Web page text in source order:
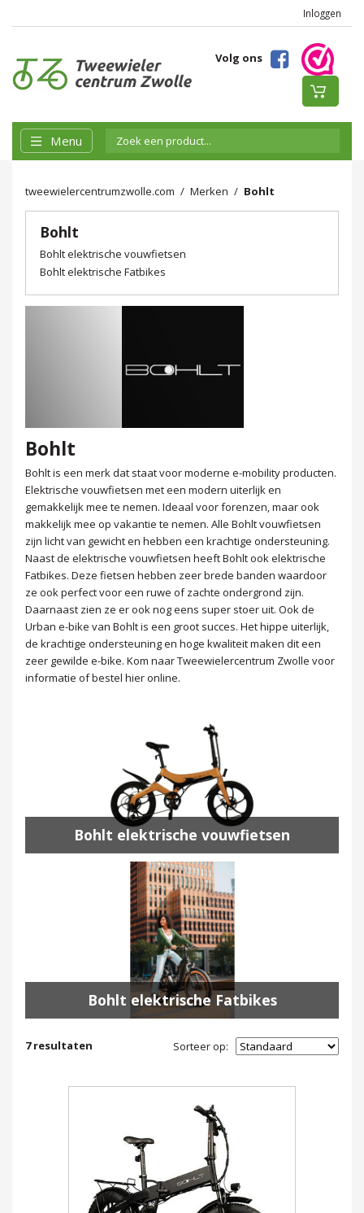
Inloggen
Volg ons
Menu
tweewielercentrumzwolle.com Merken Bohlt
Bohlt
Bohlt elektrische vouwfietsen
Bohlt elektrische Fatbikes
Bohlt
Bohlt is een merk dat staat voor moderne e-mobility producten.
Elektrische vouwfietsen met een modern uiterlijk en
gemakkelijk mee te nemen. Ideaal voor forenzen, maar ook
makkelijk mee op vakantie te nemen. Alle Bohlt vouwfietsen
zijn licht van gewicht en hebben een krachtige ondersteuning.
Naast de elektrische vouwfietsen heeft Bohlt ook elektrische
Fatbikes. Deze fietsen hebben zeer brede banden waardoor
ze ook perfect voor een ruwe of zachte ondergrond zijn.
Daarnaast zien ze er ook nog eens super stoer uit. Ook de
Urban e-bike van Bohlt is een groot succes. Het hippe uiterlijk,
de krachtige ondersteuning en hoge kwaliteit maken dit een
zeer gewilde e-bike. Kom naar Tweewielercentrum Zwolle voor
informatie of bestel hier online.
Bohlt elektrische vouwfietsen
Bohlt elektrische Fatbikes
7resultaten Sorteer op: